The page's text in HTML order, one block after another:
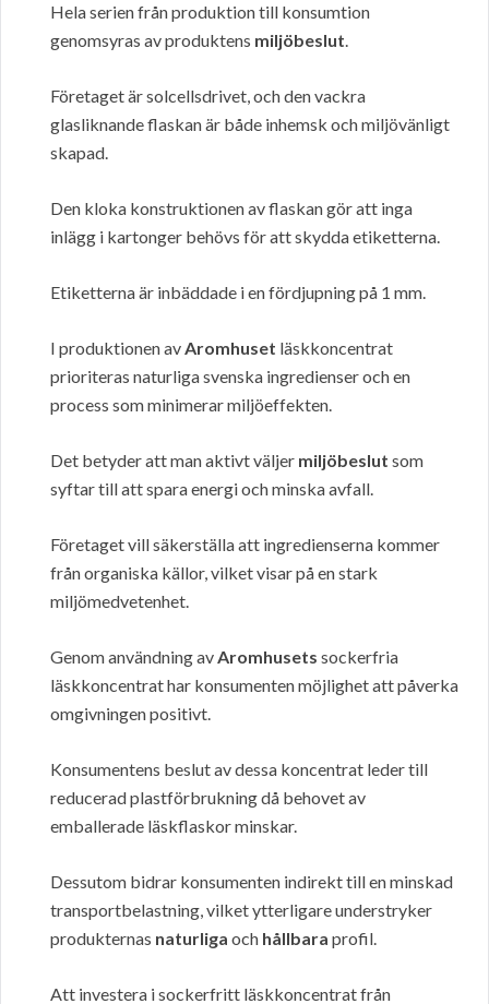
Hela serien från produktion till konsumtion
genomsyras av produktens miljöbeslut.
Företaget är solcellsdrivet, och den vackra
glasliknande flaskan är både inhemsk och miljövänligt
skapad.
Den kloka konstruktionen av flaskan gör att inga
inlägg i kartonger behövs för att skydda etiketterna.
Etiketterna är inbäddade i en fördjupning på 1 mm.
I produktionen avAromhuset läskkoncentrat
prioriteras naturliga svenska ingredienser och en
process som minimerar miljöeffekten.
Det betyder att man aktivt väljer miljöbeslut som
syftar till att spara energi och minska avfall.
Företaget vill säkerställa att ingredienserna kommer
från organiska källor, vilket visar på en stark
miljömedvetenhet.
Genom användning avAromhusets sockerfria
läskkoncentrat har konsumenten möjlighet att påverka
omgivningen positivt.
Konsumentens beslut av dessa koncentrat leder till
reducerad plastförbrukning då behovet av
emballerade läskflaskor minskar.
Dessutom bidrar konsumenten indirekt till en minskad
transportbelastning, vilket ytterligare understryker
produkternas naturliga och hållbara profil.
Att investera i sockerfritt läskkoncentrat från